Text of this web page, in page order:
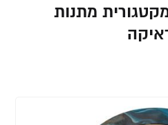
מתנות